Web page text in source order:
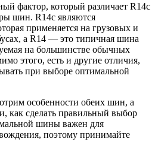
фактор, который различает R14c
шин. R14c являются
применяется на грузовых и
а R14 — это типичная шина
на большинстве обычных
этого, есть и другие отличия,
при выборе оптимальной
особенности обеих шин, а
как сделать правильный выбор
шины важен для
поэтому принимайте